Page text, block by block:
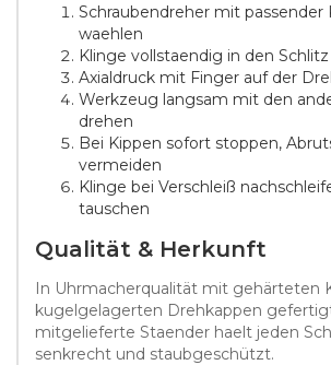
Schraubendreher mit passender
waehlen
Klinge vollstaendig in den
Axialdruck mit Finger auf der
Werkzeug langsam mit den
drehen
Bei Kippen sofort stoppen,
vermeiden
Klinge bei Verschleiß
tauschen
Qualität & Herkunft
In Uhrmacherqualität mit gehärteten
kugelgelagerten Drehkappen
mitgelieferte Staender haelt jeden
senkrecht und staubgeschützt.